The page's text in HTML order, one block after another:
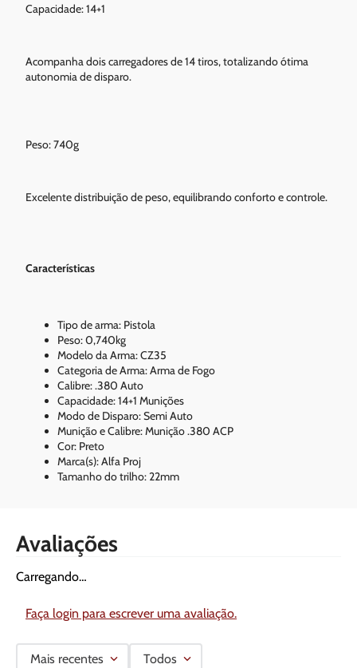
Capacidade: 14+1
Acompanha dois carregadores de 14 tiros, totalizando ótima
autonomia de disparo.
Peso: 740g
Excelente distribuição de peso, equilibrando conforto e controle.
Características
Tipo de arma: Pistola
Peso: 0,740kg
Modelo da Arma: CZ35
Categoria de Arma: Arma de Fogo
Calibre: .380 Auto
Capacidade: 14+1 Munições
Modo de Disparo: Semi Auto
Munição e Calibre: Munição .380 ACP
Cor: Preto
Marca(s): Alfa Proj
Tamanho do trilho: 22mm
Avaliações
Carregando…
Faça login para escrever uma avaliação.
Mais recentes Todos